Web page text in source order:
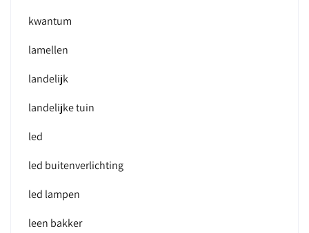
kwantum
lamellen
landelijk
landelijke tuin
led
led buitenverlichting
led lampen
leen bakker